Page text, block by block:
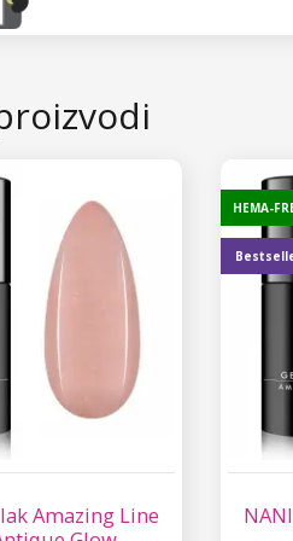
Amazing Line
HEMA-